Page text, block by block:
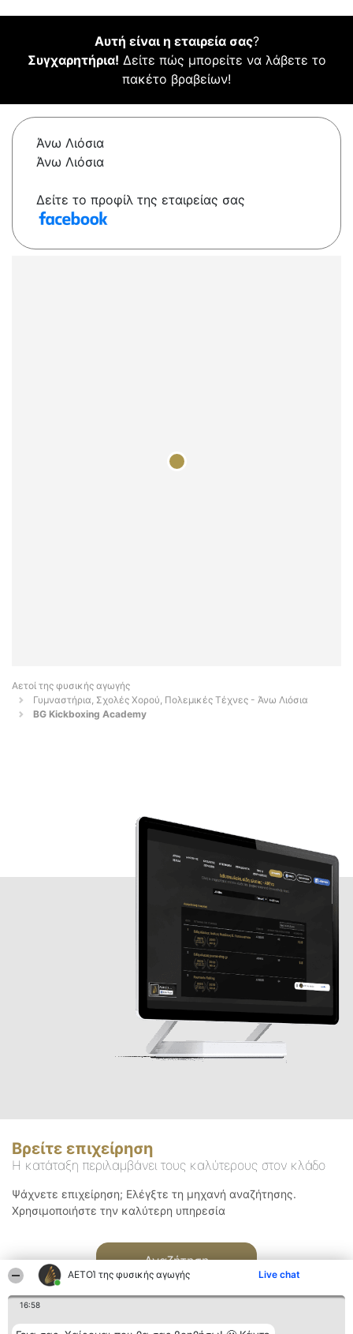
ΑΕΤΟΊ της φυσικής αγωγής Live chat
16:58
Αυτή είναι η εταιρεία σας?
Συγχαρητήρια! Δείτε πώς μπορείτε να λάβετε το
πακέτο βραβείων!
Άνω Λιόσια
Άνω Λιόσια
Δείτε το προφίλ της εταιρείας σας
Αετοί της φυσικής αγωγής
Γυμναστήρια, Σχολές Χορού, Πολεμικές Τέχνες - Άνω Λιόσια
BG Kickboxing Academy
Βρείτε επιχείρηση
Η κατάταξη περιλαμβάνει τους καλύτερους στον κλάδο
Ψάχνετε επιχείρηση; Ελέγξτε τη μηχανή αναζήτησης.
Χρησιμοποιήστε την καλύτερη υπηρεσία
Αναζήτηση